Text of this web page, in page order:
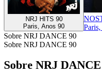
NRJ HITS 90
Paris, Anos 90
Sobre NRJ DANCE 90
Sobre NRJ DANCE 90
Sobre NRJ